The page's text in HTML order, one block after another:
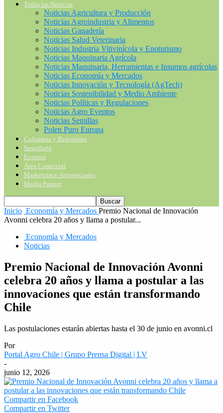
Todas las Noticias
Noticias Agricultura y Producción
Noticias Agroindustria y Alimentos
Noticias Ganadería
Noticias Salud Veterinaria
Noticias Industria Vitivinícola y Enoturismo
Noticias Maquinaria Agrícola
Noticias Maquinaria, Herramientas e Insumos agrícolas
Noticias Economía y Mercados
Noticias Innovación y Tecnología (AgTech)
Noticias Sostenibilidad y Medio Ambiente
Noticias Políticas y Regulaciones
Noticias Agro Eventos
Noticias Semillas
Polen Puro Europa
Columnas y Reportajes
Suscríbete
Eventos
Área Comercial
Marketplace Agropecuario
Media Partner
Inicio Economía y Mercados Premio Nacional de Innovación
Avonni celebra 20 años y llama a postular...
Economía y Mercados
Noticias
Premio Nacional de Innovación Avonni
celebra 20 años y llama a postular a las
innovaciones que están transformando
Chile
Las postulaciones estarán abiertas hasta el 30 de junio en avonni.cl
Por
Portal Agro Chile | Grupo Prensa Digital | I.V
-
junio 12, 2026
Compartir en Facebook
Compartir en Twitter